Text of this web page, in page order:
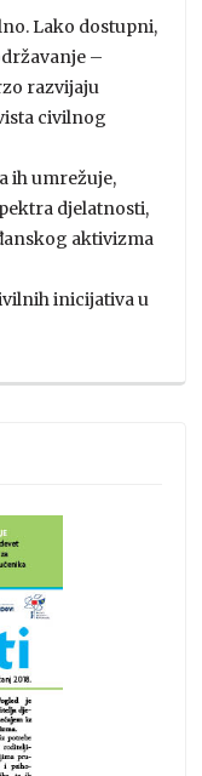
Lako dostupni,
–
razvijaju
civilnog
ih umrežuje,
djelatnosti,
aktivizma
inicijativa u